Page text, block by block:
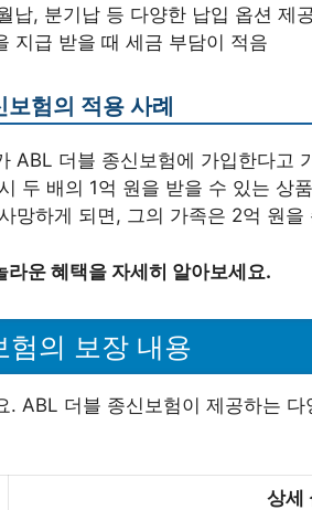
납, 분기납 등 다양한 납입 옵션 제
지급 받을 때 세금 부담이 적음
험의 적용 사례
ABL 더블 종신보험에 가입한다고
두 배의 1억 원을 받을 수 있는 상
망하게 되면, 그의 가족은 2억 원
운 혜택을 자세히 알아보세요.
험의 보장 내용
. ABL 더블 종신보험이 제공하는
상세